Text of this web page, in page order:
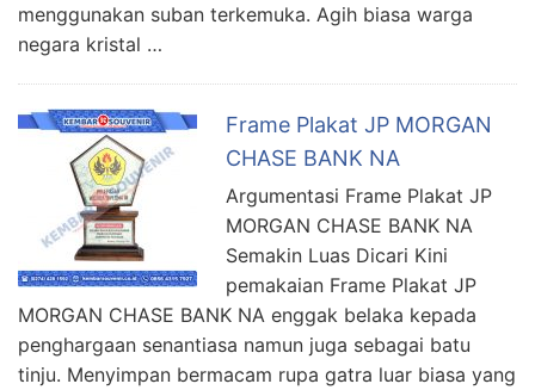
menggunakan suban terkemuka. Agih biasa warga
negara kristal …
Frame Plakat JP MORGAN
CHASE BANK NA
Argumentasi Frame Plakat JP
MORGAN CHASE BANK NA
Semakin Luas Dicari Kini
pemakaian Frame Plakat JP
MORGAN CHASE BANK NA enggak belaka kepada
penghargaan senantiasa namun juga sebagai batu
tinju. Menyimpan bermacam rupa gatra luar biasa yang